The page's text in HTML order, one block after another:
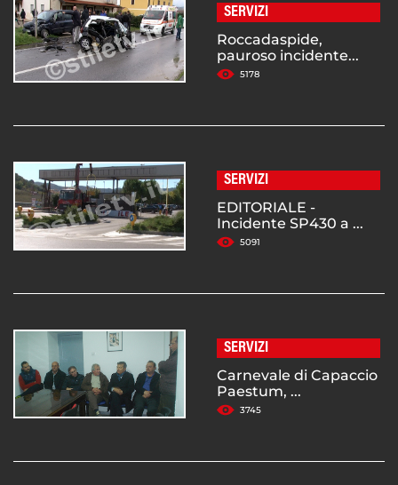
SERVIZI
Roccadaspide,
pauroso incidente...
5178
SERVIZI
EDITORIALE -
Incidente SP430 a ...
5091
SERVIZI
Carnevale di Capaccio
Paestum, ...
3745